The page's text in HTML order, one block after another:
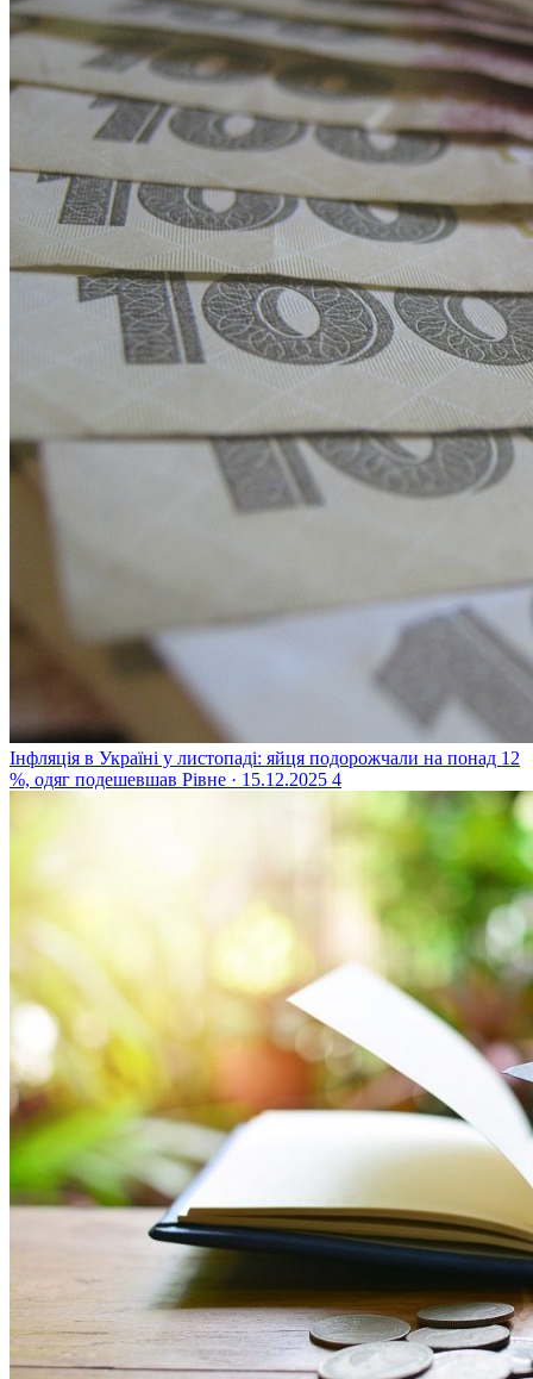
Інфляція в Україні у листопаді: яйця подорожчали на понад 12
%, одяг подешевшав Рівне · 15.12.2025 4